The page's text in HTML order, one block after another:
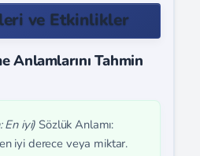
ve Etkinlikler
Anlamlarını Tahmin
En iyi) Sözlük Anlamı:
iyi derece veya miktar.